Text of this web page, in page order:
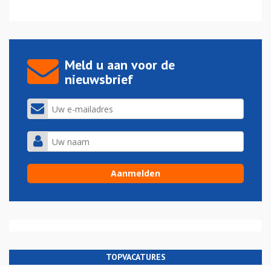
Meld u aan voor de
nieuwsbrief
TOPVACATURES